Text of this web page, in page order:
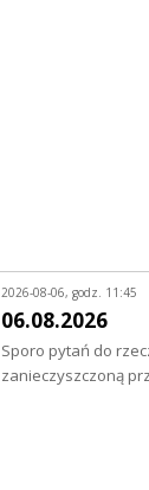
2026-08-06, godz. 11:45
06.08.2026
Sporo pytań do
zanieczyszczoną